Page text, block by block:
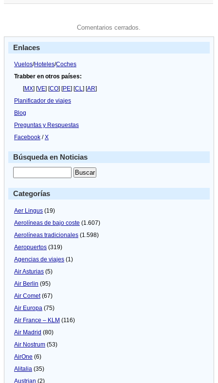
Comentarios cerrados.
Enlaces
Vuelos/Hoteles/Coches
Trabber en otros países:
[MX] [VE] [CO] [PE] [CL] [AR]
Planificador de viajes
Blog
Preguntas y Respuestas
Facebook /X
Búsqueda en Noticias
Categorías
Aer Lingus (19)
Aerolíneas de bajo coste (1.607)
Aerolíneas tradicionales (1.598)
Aeropuertos (319)
Agencias de viajes (1)
Air Asturias (5)
Air Berlin (95)
Air Comet(67)
Air Europa (75)
Air France – KLM (116)
Air Madrid (80)
Air Nostrum (53)
AirOne (6)
Alitalia (35)
Austrian (2)